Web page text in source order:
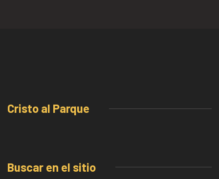
Cristo al Parque
Buscar en el sitio